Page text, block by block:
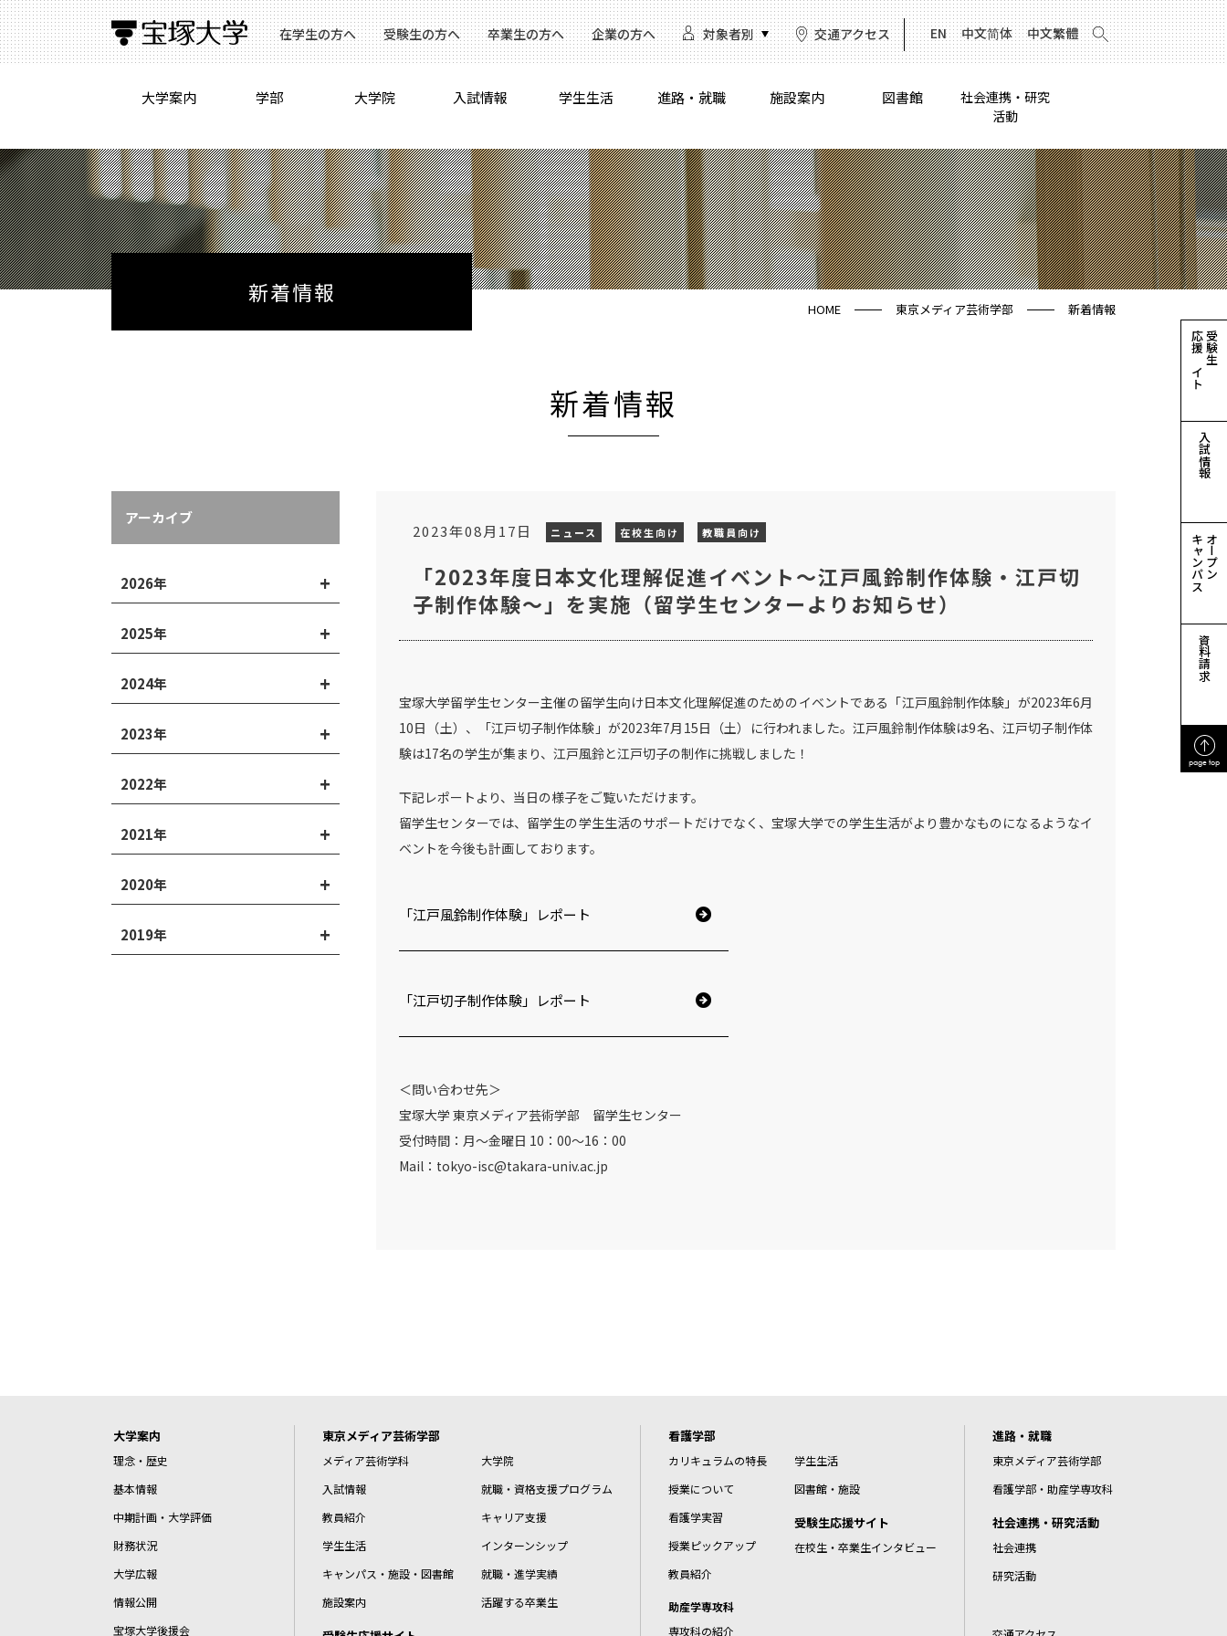
在学生の方へ 受験生の方へ 卒業生の方へ 企業の方へ 対象者別 交通アクセス EN 中文简体 中文繁體
大学案内 学部 大学院 入試情報 学生生活 進路・就職 施設案内 図書館
社会連携・研究
活動
受験生
応援サイト
入試情報
オープン
キャンパス
資料請求
page top
新着情報
HOME 東京メディア芸術学部 新着情報
新着情報
2023年08月17日 ニュース 在校生向け 教職員向け
「2023年度日本文化理解促進イベント～江戸風鈴制作体験・江戸切
子制作体験～」を実施（留学生センターよりお知らせ）
宝塚大学留学生センター主催の留学生向け日本文化理解促進のためのイベントである「江戸風鈴制作体験」が2023年6月
10日（土）、「江戸切子制作体験」が2023年7月15日（土）に行われました。江戸風鈴制作体験は9名、江戸切子制作体
験は17名の学生が集まり、江戸風鈴と江戸切子の制作に挑戦しました！
下記レポートより、当日の様子をご覧いただけます。
留学生センターでは、留学生の学生生活のサポートだけでなく、宝塚大学での学生生活がより豊かなものになるようなイ
ベントを今後も計画しております。
「江戸風鈴制作体験」レポート
「江戸切子制作体験」レポート
＜問い合わせ先＞
宝塚大学 東京メディア芸術学部 留学生センター
受付時間：月～金曜日 10：00～16：00
Mail：tokyo-isc@takara-univ.ac.jp
アーカイブ
2026年
2025年
2024年
2023年
2022年
2021年
2020年
2019年
大学案内
理念・歴史
基本情報
中期計画・大学評価
財務状況
大学広報
情報公開
宝塚大学後援会
東京メディア芸術学部
メディア芸術学科
入試情報
教員紹介
学生生活
キャンパス・施設・図書館
施設案内
大学院
就職・資格支援プログラム
キャリア支援
インターンシップ
就職・進学実績
活躍する卒業生
看護学部
カリキュラムの特長
授業について
看護学実習
授業ピックアップ
教員紹介
助産学専攻科
専攻科の紹介
学生生活
図書館・施設
受験生応援サイト
在校生・卒業生インタビュー
進路・就職
東京メディア芸術学部
看護学部・助産学専攻科
社会連携・研究活動
社会連携
研究活動